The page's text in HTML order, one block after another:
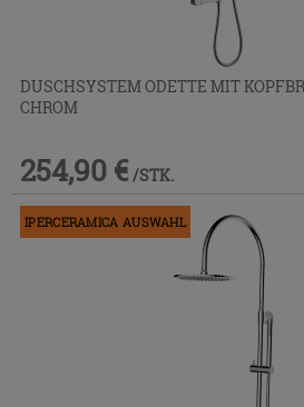
DUSCHSYSTEM ODETTE MIT
CHROM
254,90 € /STK.
IPERCERAMICA AUSWAHL